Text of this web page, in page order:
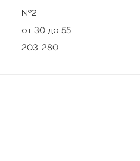
№2
от 30 до 55
203-280